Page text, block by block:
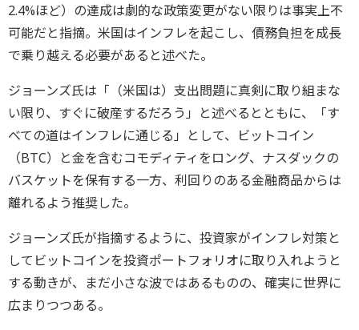
2.4%ほど）の達成は劇的な政策変更がない限りは事実上不
可能だと指摘。米国はインフレを起こし、債務負担を成長
で乗り越える必要があると述べた。
ジョーンズ氏は「（米国は）支出問題に真剣に取り組まな
い限り、すぐに破産するだろう」と述べるとともに、「す
べての道はインフレに通じる」として、ビットコイン
（BTC）と金を含むコモディティをロング、ナスダックの
バスケットを保有する一方、利回りのある金融商品からは
離れるよう推奨した。
ジョーンズ氏が指摘するように、投資家がインフレ対策と
してビットコインを投資ポートフォリオに取り入れようと
する動きが、まだ小さな波ではあるものの、確実に世界に
広まりつつある。